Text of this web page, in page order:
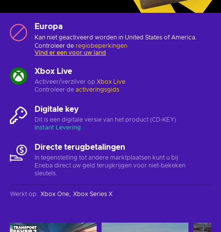
Europa
Kan niet geactiveerd worden in United States of America.
Controleer de regiobeperkingen
Vind er een voor uw land
Xbox Live
Activeer/verzilver op Xbox Live
Controleer de activeringsgids
Digitale key
Dit is een digitale versie van het product (CD-KEY)
Instant Levering
Directe terugbetalingen
In tegenstelling tot andere marktplaatsen kunt u bij
Eneba direct uw geld terugkrijgen voor niet-bekeken
sleutels.
Werkt op: Xbox One Xbox Series X